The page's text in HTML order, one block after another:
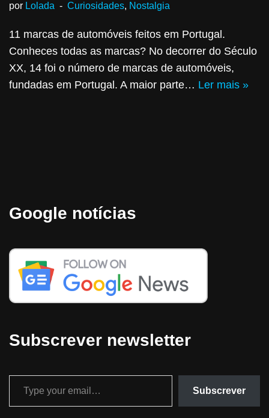
por Lolada Curiosidades, Nostalgia
11 marcas de automóveis feitos em Portugal.
Conheces todas as marcas? No decorrer do Século
XX, 14 foi o número de marcas de automóveis,
fundadas em Portugal. A maior parte… Ler mais »
Google notícias
Subscrever newsletter
Subscrever